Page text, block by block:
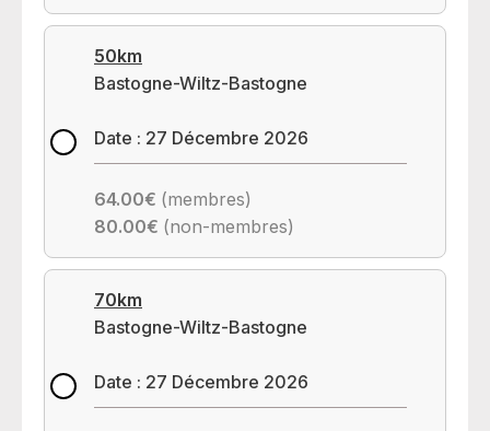
50km
Bastogne-Wiltz-Bastogne
Date : 27 Décembre 2026
64.00€ (membres)
80.00€ (non-membres)
70km
Bastogne-Wiltz-Bastogne
Date : 27 Décembre 2026